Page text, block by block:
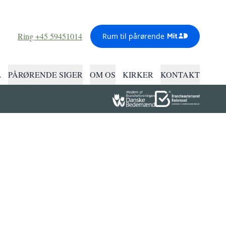
Ring +45 59451014 Rum til pårørende
PÅRØRENDE SIGER OM OS KIRKER KONTAKT